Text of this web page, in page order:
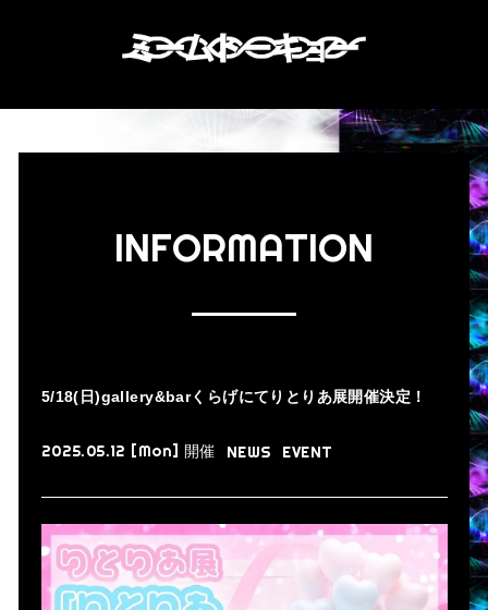
INFORMATION
5/18(日)gallery&barくらげにてりとりあ展開催決定！
2025.05.12 [Mon] 開催 NEWS EVENT